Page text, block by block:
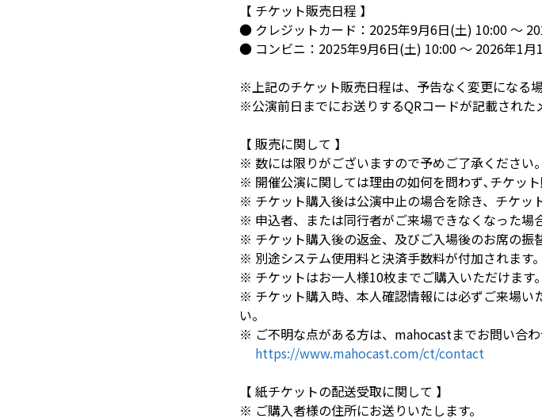
【 チケット販売日程 】
● クレジットカード：2025年9月6日(土) 10:00 ～
● コンビニ：2025年9月6日(土) 10:00 ～ 2026年1月
※上記のチケット販売日程は、予告なく変更になる
※公演前日までにお送りするQRコードが記載された
【 販売に関して 】
※ 数には限りがございますので予めご了承ください。
※ 開催公演に関しては理由の如何を問わず､チケッ
※ チケット購入後は公演中止の場合を除き、チケッ
※ 申込者、または同行者がご来場できなくなった場
※ チケット購入後の返金、及びご入場後のお席の振
※ 別途システム使用料と決済手数料が付加されます。
※ チケットはお一人様10枚までご購入いただけます。
※ チケット購入時、本人確認情報には必ずご来場い
い。
※ ご不明な点がある方は、mahocastまでお問い合わ
https://www.mahocast.com/ct/contact
【 紙チケットの配送受取に関して 】
※ ご購入者様の住所にお送りいたします。